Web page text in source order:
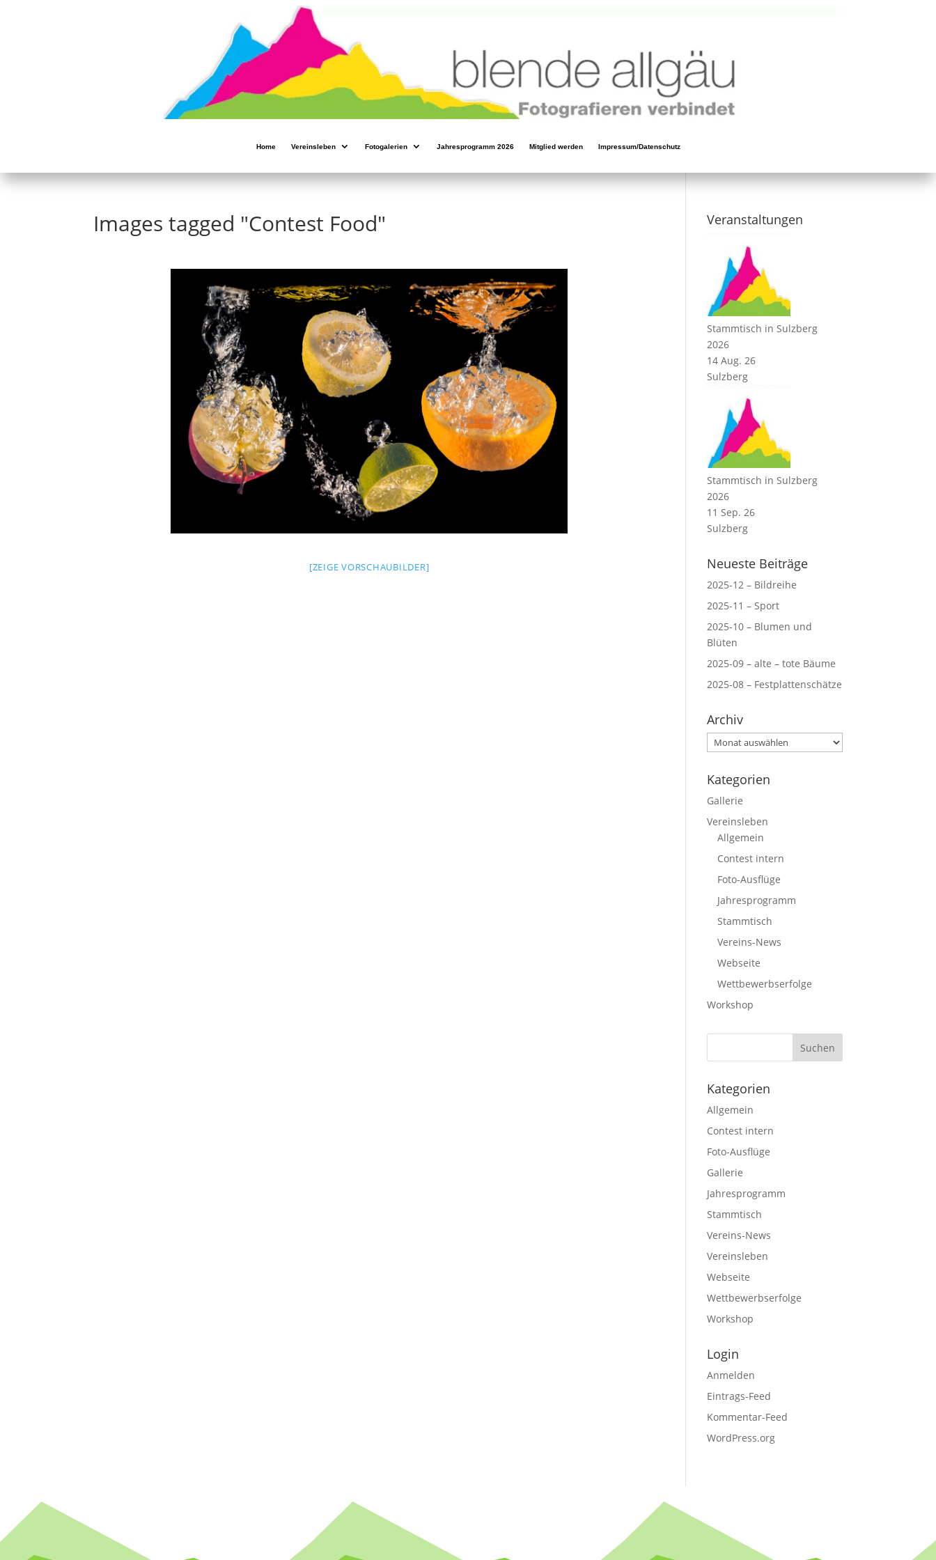
Home Vereinsleben Fotogalerien Jahresprogramm 2026 Mitglied werden Impressum/Datenschutz
Images tagged "Contest Food"
[ZEIGE VORSCHAUBILDER]
Veranstaltungen
Stammtisch in Sulzberg
2026
14 Aug. 26
Sulzberg
Stammtisch in Sulzberg
2026
11 Sep. 26
Sulzberg
Neueste Beiträge
2025-12 – Bildreihe
2025-11 – Sport
2025-10 – Blumen und
Blüten
2025-09 – alte – tote Bäume
2025-08 – Festplattenschätze
Archiv
Archiv
Kategorien
Gallerie
Vereinsleben
Allgemein
Contest intern
Foto-Ausflüge
Jahresprogramm
Stammtisch
Vereins-News
Webseite
Wettbewerbserfolge
Workshop
Kategorien
Allgemein
Contest intern
Foto-Ausflüge
Gallerie
Jahresprogramm
Stammtisch
Vereins-News
Vereinsleben
Webseite
Wettbewerbserfolge
Workshop
Login
Anmelden
Eintrags-Feed
Kommentar-Feed
WordPress.org